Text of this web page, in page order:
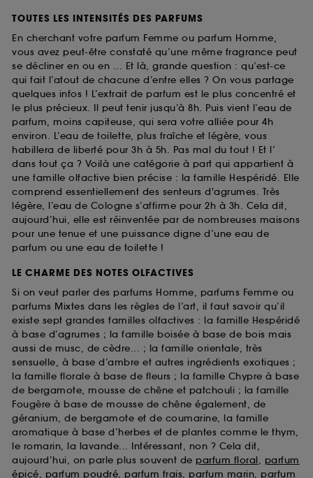
TOUTES LES INTENSITÉS DES PARFUMS
En cherchant votre parfum Femme ou parfum Homme,
vous avez peut-être constaté qu’une même fragrance peut
se décliner en ou en ... Et là, grande question : qu’est-ce
qui fait l’atout de chacune d’entre elles ? On vous partage
quelques infos ! L’extrait de parfum est le plus concentré et
le plus précieux. Il peut tenir jusqu’à 8h. Puis vient l’eau de
parfum, moins capiteuse, qui sera votre alliée pour 4h
environ. L’eau de toilette, plus fraîche et légère, vous
habillera de liberté pour 3h à 5h. Pas mal du tout ! Et l’
dans tout ça ? Voilà une catégorie à part qui appartient à
une famille olfactive bien précise : la famille Hespéridé. Elle
comprend essentiellement des senteurs d'agrumes. Très
légère, l’eau de Cologne s’affirme pour 2h à 3h. Cela dit,
aujourd’hui, elle est réinventée par de nombreuses maisons
pour une tenue et une puissance digne d’une eau de
parfum ou une eau de toilette !
LE CHARME DES NOTES OLFACTIVES
Si on veut parler des parfums Homme, parfums Femme ou
parfums Mixtes dans les règles de l’art, il faut savoir qu’il
existe sept grandes familles olfactives : la famille Hespéridé
à base d’agrumes ; la famille boisée à base de bois mais
aussi de musc, de cèdre... ; la famille orientale, très
sensuelle, à base d’ambre et autres ingrédients exotiques ;
la famille florale à base de fleurs ; la famille Chypre à base
de bergamote, mousse de chêne et patchouli ; la famille
Fougère à base de mousse de chêne également, de
géranium, de bergamote et de coumarine, la famille
aromatique à base d’herbes et de plantes comme le thym,
le romarin, la lavande... Intéressant, non ? Cela dit,
aujourd’hui, on parle plus souvent de parfum floral, parfum
épicé, parfum poudré, parfum frais, parfum marin, parfum